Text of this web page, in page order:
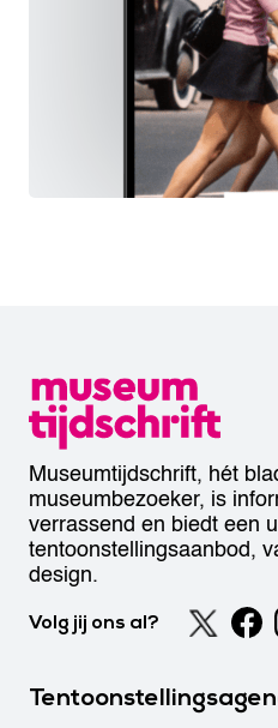
Museumtijdschrift, hét
museumbezoeker, is
verrassend en biedt een
tentoonstellingsaanbod,
design.
Volg jij ons al?